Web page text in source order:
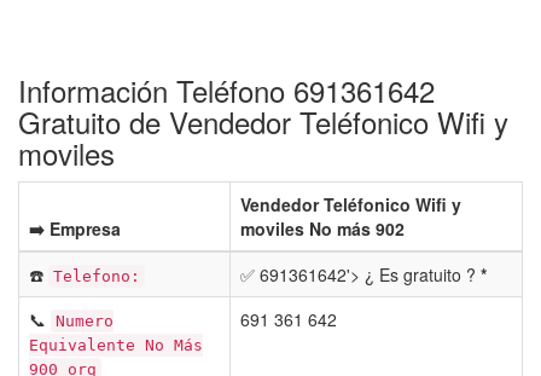
Información Teléfono 691361642
Gratuito de Vendedor Teléfonico Wifi y
moviles
➡️ Empresa
Vendedor Teléfonico Wifi y
moviles No más 902
☎️ Telefono: ✅ 691361642'> ¿ Es gratuito ? *
📞 Numero
Equivalente No Más
900 org
691 361 642